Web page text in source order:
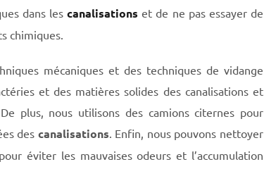
dans lescanalisations et de ne pas essayer de
chimiques.
mécaniques et des techniques de vidange
et des matières solides des canalisations et
plus, nous utilisons des camions citernes pour
des canalisations. Enfin, nous pouvons nettoyer
pour éviter les mauvaises odeurs et l’accumulation